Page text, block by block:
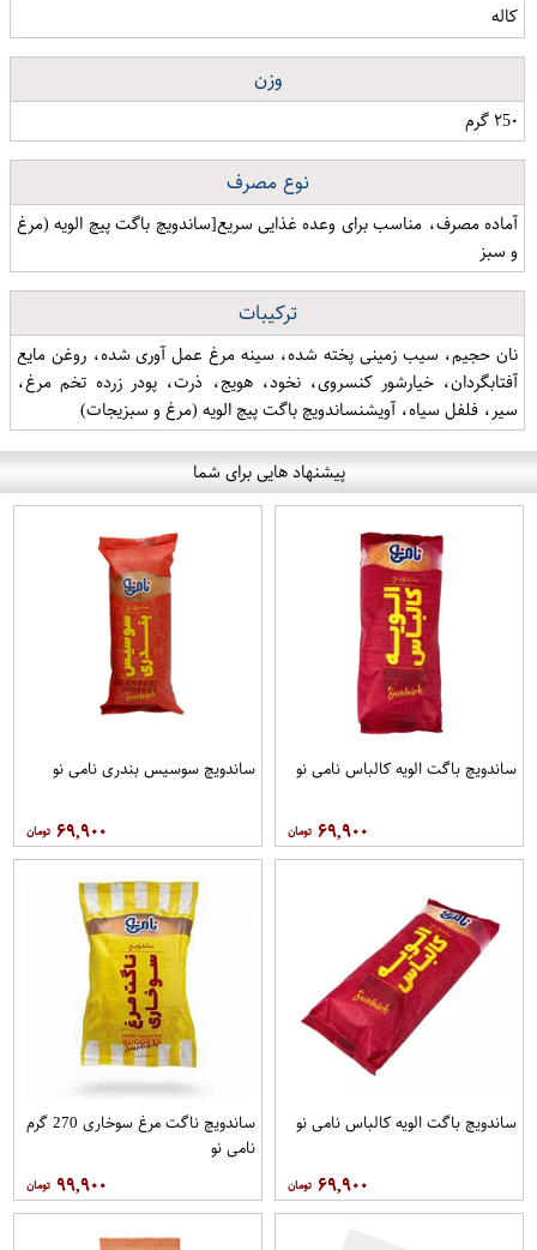
کاله
وزن
۲5۰ گرم
نوع مصرف
آماده مصرف، مناسب برای وعده غذایی سریع[ساندویچ باگت پیچ الویه (مرغ
و سبز
ترکیبات
نان حجیم، سیب زمینی پخته شده، سینه مرغ عمل آوری شده، روغن مایع
آفتابگردان، خیارشور کنسروی، نخود، هویج، ذرت، پودر زرده تخم مرغ،
سیر، فلفل سیاه، آویشنساندویچ باگت پیچ الویه (مرغ و سبزیجات)
پیشنهاد هایی برای شما
ساندویچ باگت الویه کالباس نامی نو
۶۹,۹۰۰
ساندویچ سوسیس بندری نامی نو
۶۹,۹۰۰
ساندویچ باگت الویه کالباس نامی نو
۶۹,۹۰۰
ساندویچ ناگت مرغ سوخاری 270 گرم
نامی نو
۹۹,۹۰۰